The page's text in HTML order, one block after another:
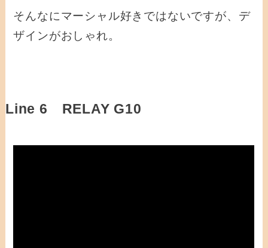
そんなにマーシャル好きではないですが、デ
ザインがおしゃれ。
Line 6 RELAY G10